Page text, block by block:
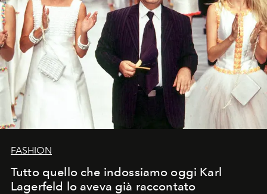
FASHION
Tutto quello che indossiamo oggi Karl
Lagerfeld lo aveva già raccontato